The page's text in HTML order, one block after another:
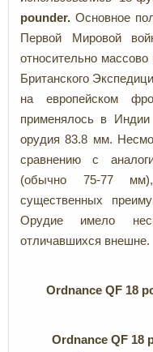
pounder.Основное
Первой Мировой
относительно массово
Британского
на европейском
применялось в
орудия 83.8 мм.
сравнению с
(обычно 75-77
существенных
Орудие имело
отличавшихся внешне.
Ordnance QF 18
Ordnance QF 18